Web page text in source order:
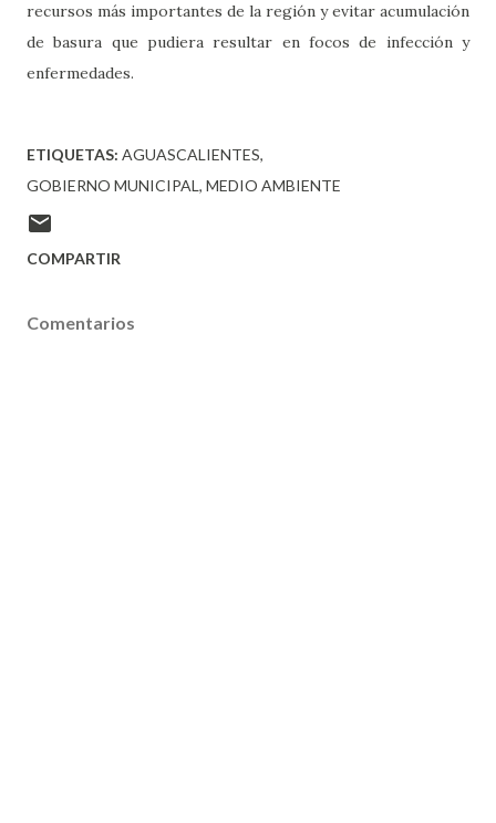
recursos más importantes de la región y evitar acumulación
de basura que pudiera resultar en focos de infección y
enfermedades.
ETIQUETAS: AGUASCALIENTES
GOBIERNO MUNICIPAL MEDIO AMBIENTE
COMPARTIR
Comentarios